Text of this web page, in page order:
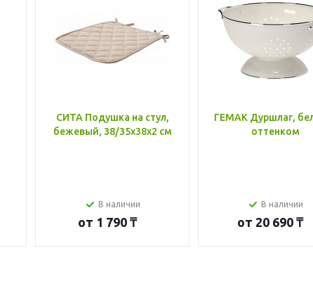
СИТА Подушка на стул,
бежевый, 38/35x38x2 см
В наличии
от 1 790 ₸
ГЕМАК Дуршлаг,
оттенком
В наличии
от 20 690 ₸